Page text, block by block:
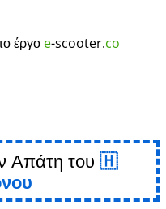
έργο e-scooter.co
Απάτη του